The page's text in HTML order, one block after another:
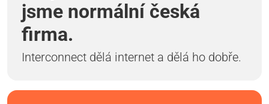
jsme normální česká
firma.
Interconnect dělá internet a dělá ho dobře.